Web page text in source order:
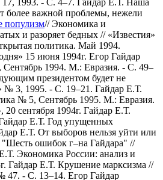
1993. - С. 4–7. Гайдар Е.Т. Наша
более важной проблемы, нежели
популизм// Экономика и
и разоряет бедных // «Известия»
политика. Май 1994.
15 июня 1994г. Егор Гайдар
1994. М.: Евразия. - С. 49–
президентом будет не
№ 3, 1995. - С. 19–21. Гайдар Е.Т.
№ 5, Сентябрь 1995. М.: Евразия.
сентября 1994г. Гайдар Е.Т.
Е.Т. Год упущенных
Е.Т. От выборов нельзя уйти или
ошибок г–на Гайдара" //
Экономика России: анализ и
Гайдар Е.Т. Крушение марксизма //
47. - С. 13–14. Егор Гайдар